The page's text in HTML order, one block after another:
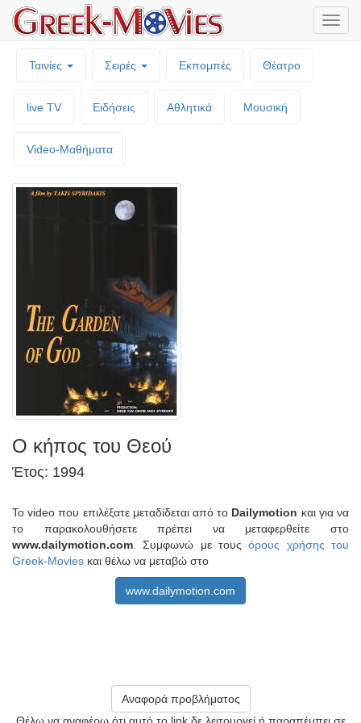
Ταινίες Σειρές Εκπομπές Θέατρο
live TV Ειδήσεις Αθλητικά Μουσική
Video-Mαθήματα
Ο κήπος του Θεού
Έτος: 1994
Το video που επιλέξατε μεταδίδεται από το Dailymotion και για να
το παρακολουθήσετε πρέπει να μεταφερθείτε στο
www.dailymotion.com . Συμφωνώ με τουςόρους χρήσης του
Greek-Movies και θέλω να μεταβώ στο
www.dailymotion.com
Αναφορά προβλήματος